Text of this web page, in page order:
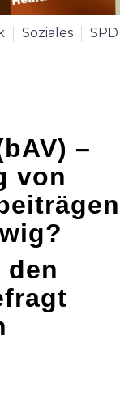
Soziales
SPD
–
von
eiträgen
den